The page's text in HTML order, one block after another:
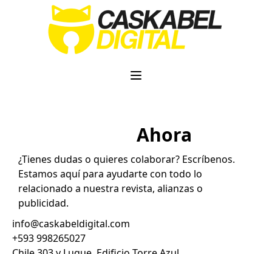
Ahora
¿Tienes dudas o quieres colaborar? Escríbenos.
Estamos aquí para ayudarte con todo lo
relacionado a nuestra revista, alianzas o
publicidad.
info@caskabeldigital.com
+593 998265027